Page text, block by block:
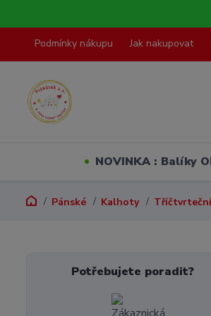
Podmínky nákupu Jak nakupovat
NOVINKA : Balíky
Pánské Kalhoty Tříčtvrteční
Potřebujete poradit?